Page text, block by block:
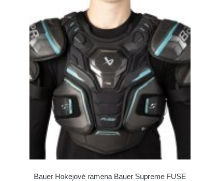
Bauer Hokejové ramena Bauer Supreme FUSE